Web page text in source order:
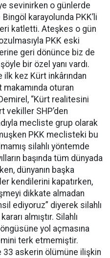
sevinirken o günlerde
Bingöl karayolunda PKK’li
katletti. Ateşkes o gün
PKK eski
geri dönünce biz de
bir özel yanı vardı.
kez Kürt inkârından
oturan
“Kürt realitesini
vekiller SHP’den
mecliste grup olarak
PKK meclisteki bu
silahlı yöntemde
başında tüm dünyada
dünyanın başka
kendilerini kapatırken,
dikkate almadan
ediyoruz” diyerek silahlı
almıştır. Silahlı
yol açmasına
terk etmemiştir.
33 askerin ölümüne ilişkin